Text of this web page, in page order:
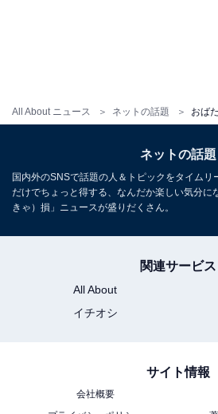
All About ニュース ネットの話題
ネットの話題
国内外のSNSで話題の人＆トピックをタイムリ
だけでちょっと得する、なんだか楽しい気分に
きゃ）損」ニュースが盛りだくさん。
関連サービス
All About
イチオシ
サイト情報
会社概要